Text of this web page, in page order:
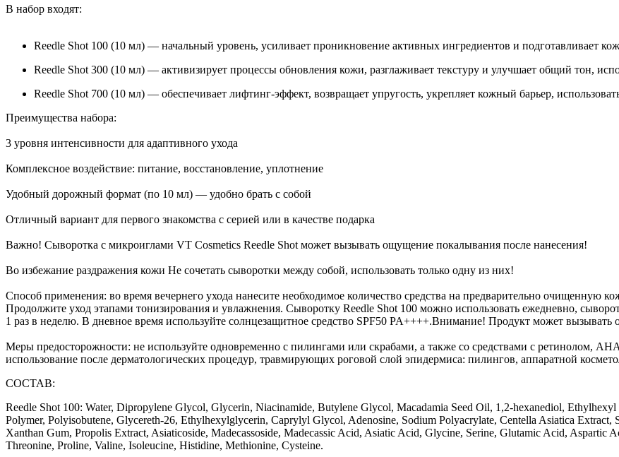
В набор входят:
Reedle Shot 100 (10 мл) — начальный уровень, усиливает проникновение активных ингредиентов и подготавливает
Reedle Shot 300 (10 мл) — активизирует процессы обновления кожи, разглаживает текстуру и улучшает общий тон,
Reedle Shot 700 (10 мл) — обеспечивает лифтинг-эффект, возвращает упругость, укрепляет кожный барьер,
Преимущества набора:
3 уровня интенсивности для адаптивного ухода
Комплексное воздействие: питание, восстановление, уплотнение
Удобный дорожный формат (по 10 мл) — удобно брать с собой
Отличный вариант для первого знакомства с серией или в качестве подарка
Важно! Сыворотка с микроиглами VT Cosmetics Reedle Shot может вызывать ощущение покалывания после нанесения!
Во избежание раздражения кожи Не сочетать сыворотки между собой, использовать только одну из них!
Способ применения: во время вечернего ухода нанесите необходимое количество средства на предварительно очищенную
Продолжите уход этапами тонизирования и увлажнения. Сыворотку Reedle Shot 100 можно использовать ежедневно,
1 раз в неделю. В дневное время используйте солнцезащитное средство SPF50 PA++++.Внимание! Продукт может
Меры предосторожности: не используйте одновременно с пилингами или скрабами, а также со средствами с ретинолом,
использование после дерматологических процедур, травмирующих роговой слой эпидермиса: пилингов, аппаратной
СОСТАВ:
Reedle Shot 100: Water, Dipropylene Glycol, Glycerin, Niacinamide, Butylene Glycol, Macadamia Seed Oil, 1,2-hexanediol,
Polymer, Polyisobutene, Glycereth-26, Ethylhexylglycerin, Caprylyl Glycol, Adenosine, Sodium Polyacrylate, Centella Asiatica
Xanthan Gum, Propolis Extract, Asiaticoside, Madecassoside, Madecassic Acid, Asiatic Acid, Glycine, Serine, Glutamic Acid, Aspartic
Threonine, Proline, Valine, Isoleucine, Histidine, Methionine, Cysteine.